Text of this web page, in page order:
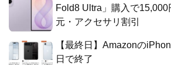
Fold8 Ultra」購入で
元・アクセサリ割引
【最終日】Amazonの
日で終了